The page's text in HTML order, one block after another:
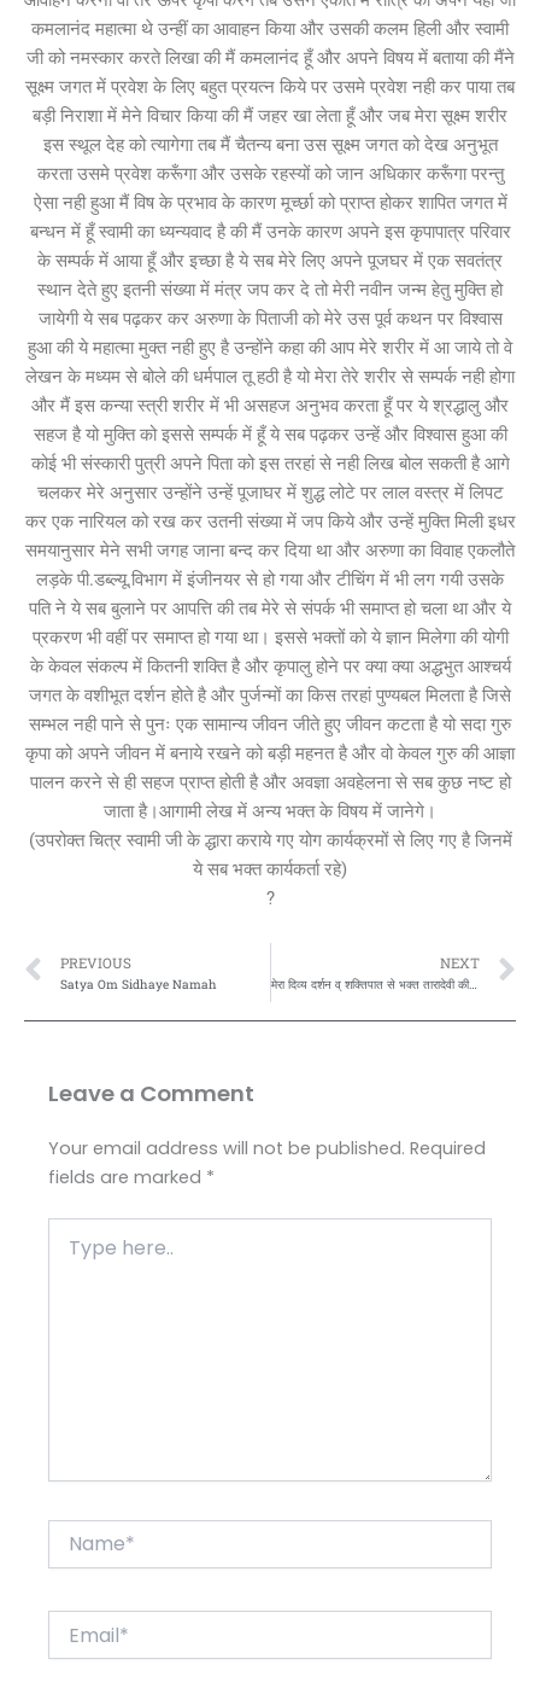
कमलानंद महात्मा थे उन्हीं का आवाहन किया और उसकी कलम हिली और स्वामी
जी को नमस्कार करते लिखा की मैं कमलानंद हूँ और अपने विषय में बताया की मैंने
सूक्ष्म जगत में प्रवेश के लिए बहुत प्रयत्न किये पर उसमे प्रवेश नही कर पाया तब
बड़ी निराशा में मेने विचार किया की मैं जहर खा लेता हूँ और जब मेरा सूक्ष्म शरीर
इस स्थूल देह को त्यागेगा तब मैं चैतन्य बना उस सूक्ष्म जगत को देख अनुभूत
करता उसमे प्रवेश करूँगा और उसके रहस्यों को जान अधिकार करूँगा परन्तु
ऐसा नही हुआ मैं विष के प्रभाव के कारण मूर्च्छा को प्राप्त होकर शापित जगत में
बन्धन में हूँ स्वामी का ध्यन्यवाद है की मैं उनके कारण अपने इस कृपापात्र परिवार
के सम्पर्क में आया हूँ और इच्छा है ये सब मेरे लिए अपने पूजघर में एक सवतंत्र
स्थान देते हुए इतनी संख्या में मंत्र जप कर दे तो मेरी नवीन जन्म हेतु मुक्ति हो
जायेगी ये सब पढ़कर कर अरुणा के पिताजी को मेरे उस पूर्व कथन पर विश्वास
हुआ की ये महात्मा मुक्त नही हुए है उन्होंने कहा की आप मेरे शरीर में आ जाये तो वे
लेखन के मध्यम से बोले की धर्मपाल तू हठी है यो मेरा तेरे शरीर से सम्पर्क नही होगा
और मैं इस कन्या स्त्री शरीर में भी असहज अनुभव करता हूँ पर ये श्रद्धालु और
सहज है यो मुक्ति को इससे सम्पर्क में हूँ ये सब पढ़कर उन्हें और विश्वास हुआ की
कोई भी संस्कारी पुत्री अपने पिता को इस तरहां से नही लिख बोल सकती है आगे
चलकर मेरे अनुसार उन्होंने उन्हें पूजाघर में शुद्ध लोटे पर लाल वस्त्र में लिपट
कर एक नारियल को रख कर उतनी संख्या में जप किये और उन्हें मुक्ति मिली इधर
समयानुसार मेने सभी जगह जाना बन्द कर दिया था और अरुणा का विवाह एकलौते
लड़के पी.डब्ल्यू.विभाग में इंजीनयर से हो गया और टीचिंग में भी लग गयी उसके
पति ने ये सब बुलाने पर आपत्ति की तब मेरे से संपर्क भी समाप्त हो चला था और ये
प्रकरण भी वहीं पर समाप्त हो गया था। इससे भक्तों को ये ज्ञान मिलेगा की योगी
के केवल संकल्प में कितनी शक्ति है और कृपालु होने पर क्या क्या अद्धभुत आश्चर्य
जगत के वशीभूत दर्शन होते है और पुर्जन्मों का किस तरहां पुण्यबल मिलता है जिसे
सम्भल नही पाने से पुनः एक सामान्य जीवन जीते हुए जीवन कटता है यो सदा गुरु
कृपा को अपने जीवन में बनाये रखने को बड़ी महनत है और वो केवल गुरु की आज्ञा
पालन करने से ही सहज प्राप्त होती है और अवज्ञा अवहेलना से सब कुछ नष्ट हो
जाता है।आगामी लेख में अन्य भक्त के विषय में जानेगे।
(उपरोक्त चित्र स्वामी जी के द्धारा कराये गए योग कार्यक्रमों से लिए गए है जिनमें
ये सब भक्त कार्यकर्ता रहे)
?
Prev
PREVIOUS
Satya Om Sidhaye Namah
NEXT
मेरा दिव्य दर्शन व् शक्तिपात से भक्त तारादेवी की आध्यात्मिक यात्रा और समापन
Leave a Comment
Your email address will not be published. Required
fields are marked *
here..